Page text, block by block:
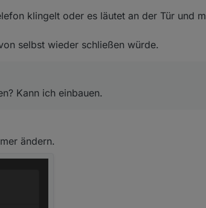
kann nur über schließen des Users auf false
per dp schließen möchte?
klingelt oder es läutet an der Tür und
selbst wieder schließen würde.
Kann ich einbauen.
ändern.